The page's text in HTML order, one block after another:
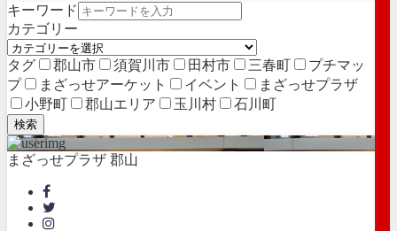
キーワード
カテゴリー
タグ 郡山市 須賀川市 田村市 三春町
プチマッ
プ
まざっせアーケット イベント
まざっせプラザ
小野町
郡山エリア 玉川村 石川町
検索
まざっせプラザ 郡山